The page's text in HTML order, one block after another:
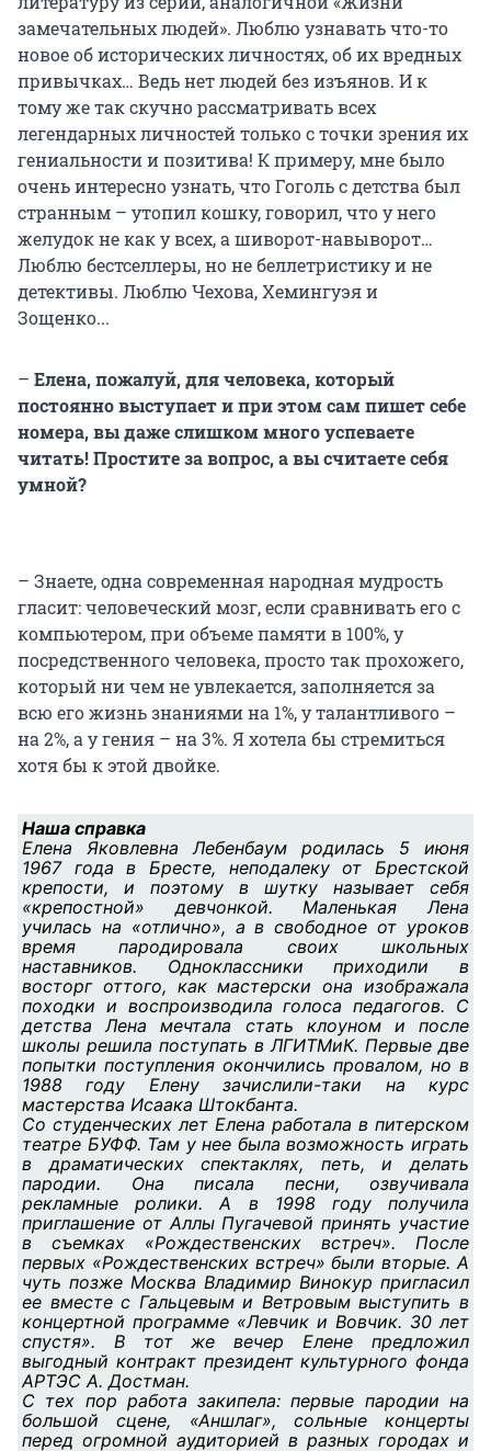
замечательных людей». Люблю узнавать что-то
новое об исторических личностях, об их вредных
привычках… Ведь нет людей без изъянов. И к
тому же так скучно рассматривать всех
легендарных личностей только с точки зрения их
гениальности и позитива! К примеру, мне было
очень интересно узнать, что Гоголь с детства был
странным – утопил кошку, говорил, что у него
желудок не как у всех, а шиворот-навыворот…
Люблю бестселлеры, но не беллетристику и не
детективы. Люблю Чехова, Хемингуэя и
Зощенко...
– Елена, пожалуй, для человека, который
постоянно выступает и при этом сам пишет себе
номера, вы даже слишком много успеваете
читать! Простите за вопрос, а вы считаете себя
умной?
– Знаете, одна современная народная мудрость
гласит: человеческий мозг, если сравнивать его с
компьютером, при объеме памяти в 100%, у
посредственного человека, просто так прохожего,
который ни чем не увлекается, заполняется за
всю его жизнь знаниями на 1%, у талантливого –
на 2%, а у гения – на 3%. Я хотела бы стремиться
хотя бы к этой двойке.
Наша справка
Елена Яковлевна Лебенбаум родилась 5 июня
1967 года в Бресте, неподалеку от Брестской
крепости, и поэтому в шутку называет себя
«крепостной» девчонкой. Маленькая Лена
училась на «отлично», а в свободное от уроков
время пародировала своих школьных
наставников. Одноклассники приходили в
восторг оттого, как мастерски она изображала
походки и воспроизводила голоса педагогов. С
детства Лена мечтала стать клоуном и после
школы решила поступать в ЛГИТМиК. Первые две
попытки поступления окончились провалом, но в
1988 году Елену зачислили-таки на курс
мастерства Исаака Штокбанта.
Со студенческих лет Елена работала в питерском
театре БУФФ. Там у нее была возможность играть
в драматических спектаклях, петь, и делать
пародии. Она писала песни, озвучивала
рекламные ролики. А в 1998 году получила
приглашение от Аллы Пугачевой принять участие
в съемках «Рождественских встреч». После
первых «Рождественских встреч» были вторые. А
чуть позже Москва Владимир Винокур пригласил
ее вместе с Гальцевым и Ветровым выступить в
концертной программе «Левчик и Вовчик. 30 лет
спустя». В тот же вечер Елене предложил
выгодный контракт президент культурного фонда
АРТЭС А. Достман.
С тех пор работа закипела: первые пародии на
большой сцене, «Аншлаг», сольные концерты
перед огромной аудиторией в разных городах и